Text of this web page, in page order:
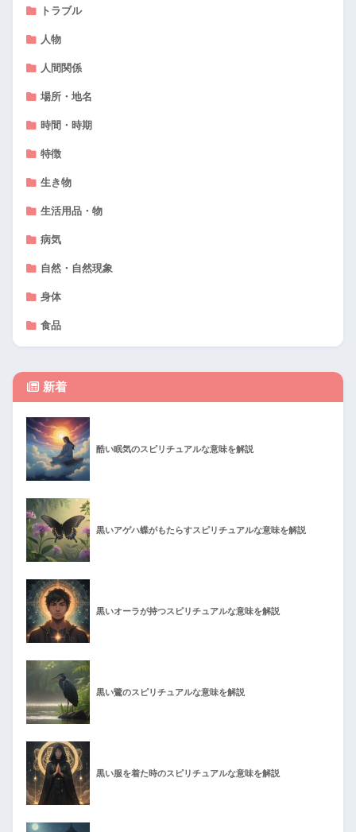
トラブル
人物
人間関係
場所・地名
時間・時期
特徴
生き物
生活用品・物
病気
自然・自然現象
身体
食品
新着
酷い眠気のスピリチュアルな意味を解説
黒いアゲハ蝶がもたらすスピリチュアルな意味を解説
黒いオーラが持つスピリチュアルな意味を解説
黒い鷺のスピリチュアルな意味を解説
黒い服を着た時のスピリチュアルな意味を解説